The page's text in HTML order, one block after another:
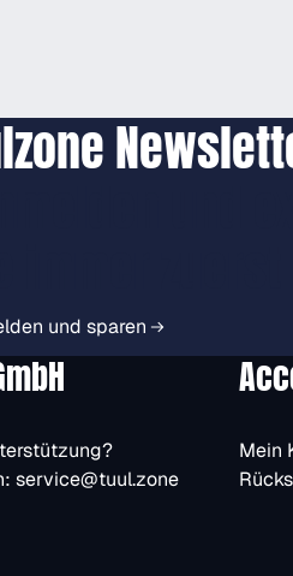
und sparen
service@tuul.zone
Mein